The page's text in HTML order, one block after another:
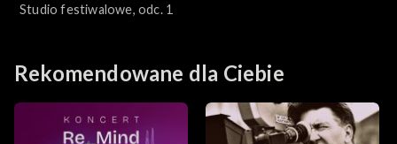
Studio festiwalowe, odc. 1
Rekomendowane dla Ciebie